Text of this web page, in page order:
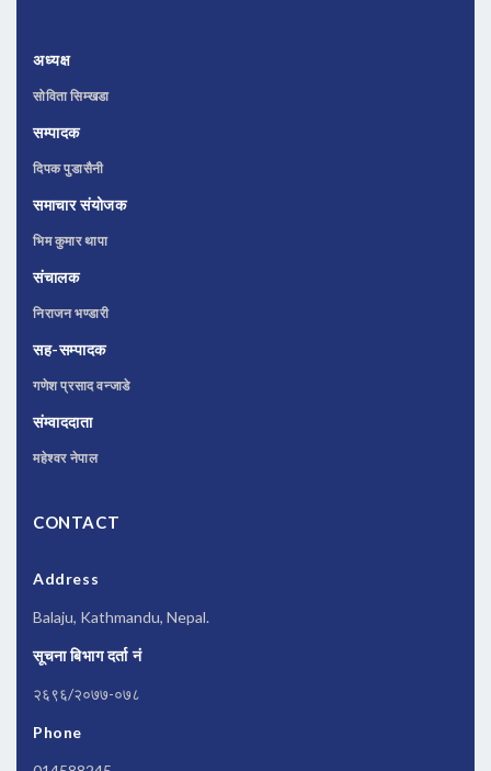
अध्यक्ष
सोविता सिम्खडा
सम्पादक
दिपक पुडासैनी
समाचार संयोजक
भिम कुमार थापा
संचालक
निराजन भण्डारी
सह-सम्पादक
गणेश प्रसाद वन्जाडे
संम्वाददाता
महेश्वर नेपाल
CONTACT
Address
Balaju, Kathmandu, Nepal.
सूचना बिभाग दर्ता नं
२६९६/२०७७-०७८
Phone